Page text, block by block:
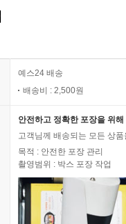
예스24 배송
배송비 : 2,500원
안전하고 정확한 포장을 위
고객님께 배송되는 모든 상
목적 : 안전한 포장 관리
촬영범위 : 박스 포장 작업